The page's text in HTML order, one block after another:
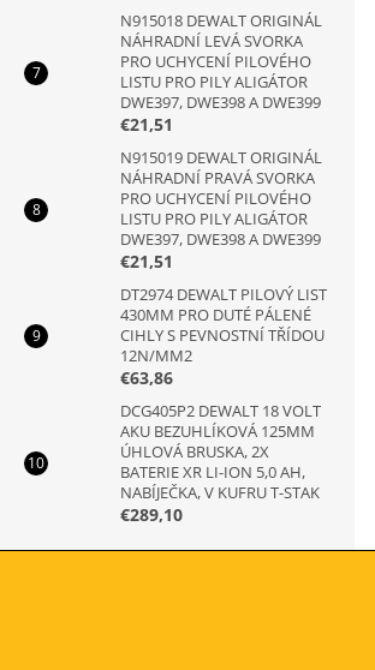
N915018 DEWALT ORIGINÁL
NÁHRADNÍ LEVÁ SVORKA
PRO UCHYCENÍ PILOVÉHO
LISTU PRO PILY ALIGÁTOR
DWE397, DWE398 A DWE399
€21,51
N915019 DEWALT ORIGINÁL
NÁHRADNÍ PRAVÁ SVORKA
PRO UCHYCENÍ PILOVÉHO
LISTU PRO PILY ALIGÁTOR
DWE397, DWE398 A DWE399
€21,51
DT2974 DEWALT PILOVÝ LIST
430MM PRO DUTÉ PÁLENÉ
CIHLY S PEVNOSTNÍ TŘÍDOU
12N/MM2
€63,86
DCG405P2 DEWALT 18 VOLT
AKU BEZUHLÍKOVÁ 125MM
ÚHLOVÁ BRUSKA, 2X
BATERIE XR LI-ION 5,0 AH,
NABÍJEČKA, V KUFRU T-STAK
€289,10
Z